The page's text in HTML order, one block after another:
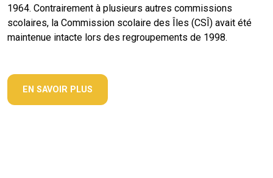
1964. Contrairement à plusieurs autres commissions
scolaires, la Commission scolaire des Îles (CSÎ) avait été
maintenue intacte lors des regroupements de 1998.
EN SAVOIR PLUS